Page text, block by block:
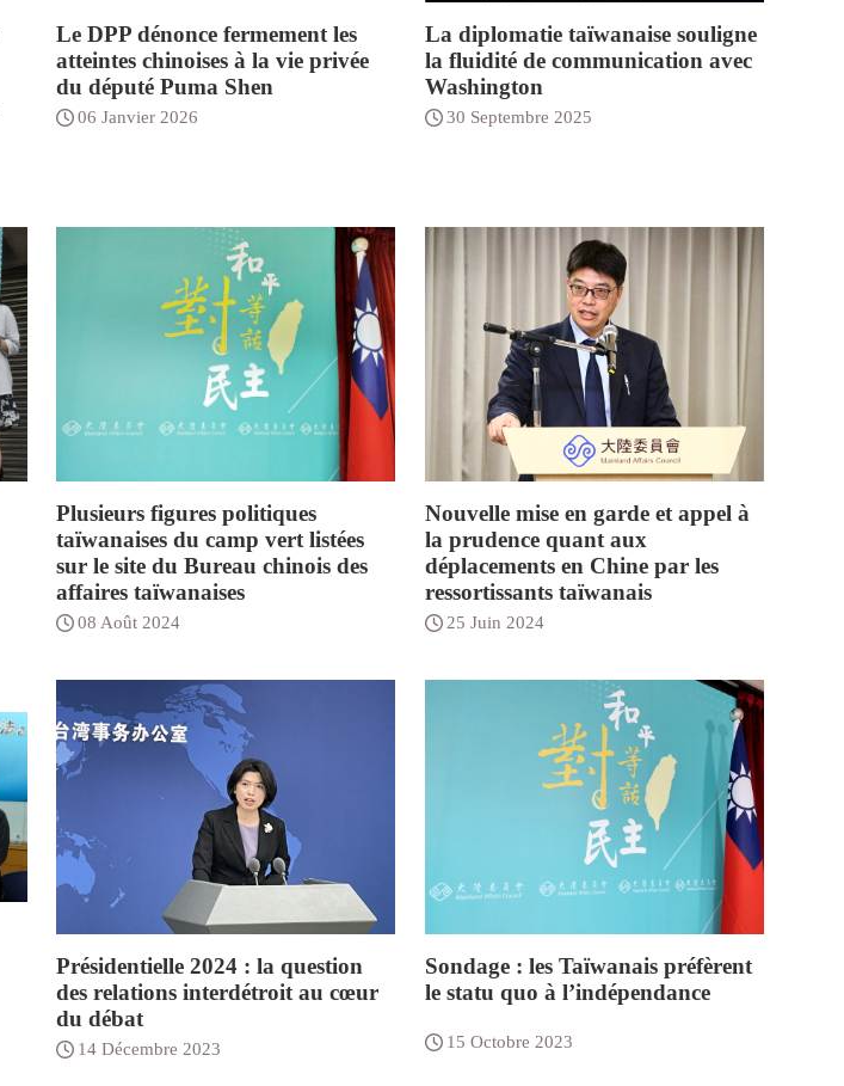
Le DPP dénonce fermement les
atteintes chinoises à la vie privée
du député Puma Shen
06 Janvier 2026
La diplomatie taïwanaise souligne
la fluidité de communication avec
Washington
30 Septembre 2025
Plusieurs figures politiques
taïwanaises du camp vert listées
sur le site du Bureau chinois des
affaires taïwanaises
08 Août 2024
Nouvelle mise en garde et appel à
la prudence quant aux
déplacements en Chine par les
ressortissants taïwanais
25 Juin 2024
Présidentielle 2024 : la question
des relations interdétroit au cœur
du débat
14 Décembre 2023
Sondage : les Taïwanais préfèrent
le statu quo à l’indépendance
15 Octobre 2023